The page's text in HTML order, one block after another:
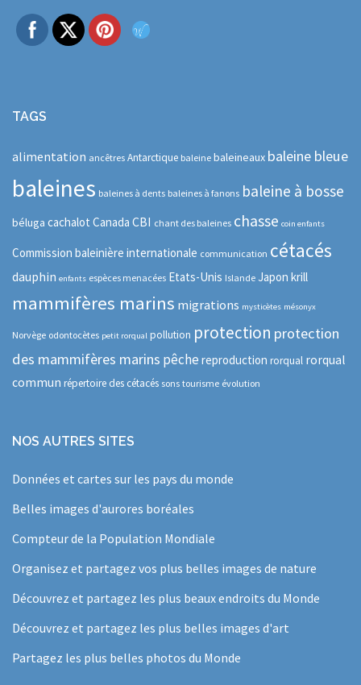
TAGS
alimentation ancêtres Antarctique baleine baleineaux baleine bleue
baleines baleines à dents baleines à fanons baleine à bosse
béluga cachalot Canada CBI chant des baleines chasse coin enfants
Commission baleinière internationale communication cétacés
dauphin enfants espèces menacées Etats-Unis Islande Japon krill
mammifères marins migrations mysticètes mésonyx
Norvège odontocètes petit rorqual pollution protection protection
des mammifères marins pêche reproduction rorqual rorqual
commun répertoire des cétacés sons tourisme évolution
NOS AUTRES SITES
Données et cartes sur les pays du monde
Belles images d'aurores boréales
Compteur de la Population Mondiale
Organisez et partagez vos plus belles images de nature
Découvrez et partagez les plus beaux endroits du Monde
Découvrez et partagez les plus belles images d'art
Partagez les plus belles photos du Monde